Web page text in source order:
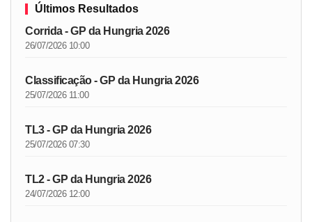
Últimos Resultados
Corrida - GP da Hungria 2026
26/07/2026 10:00
Classificação - GP da Hungria 2026
25/07/2026 11:00
TL3 - GP da Hungria 2026
25/07/2026 07:30
TL2 - GP da Hungria 2026
24/07/2026 12:00